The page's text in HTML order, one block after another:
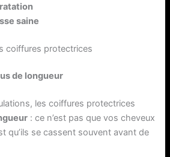
saine
coiffures protectrices
de longueur
les coiffures protectrices
: ce n’est pas que vos cheveux
qu’ils se cassent souvent avant de